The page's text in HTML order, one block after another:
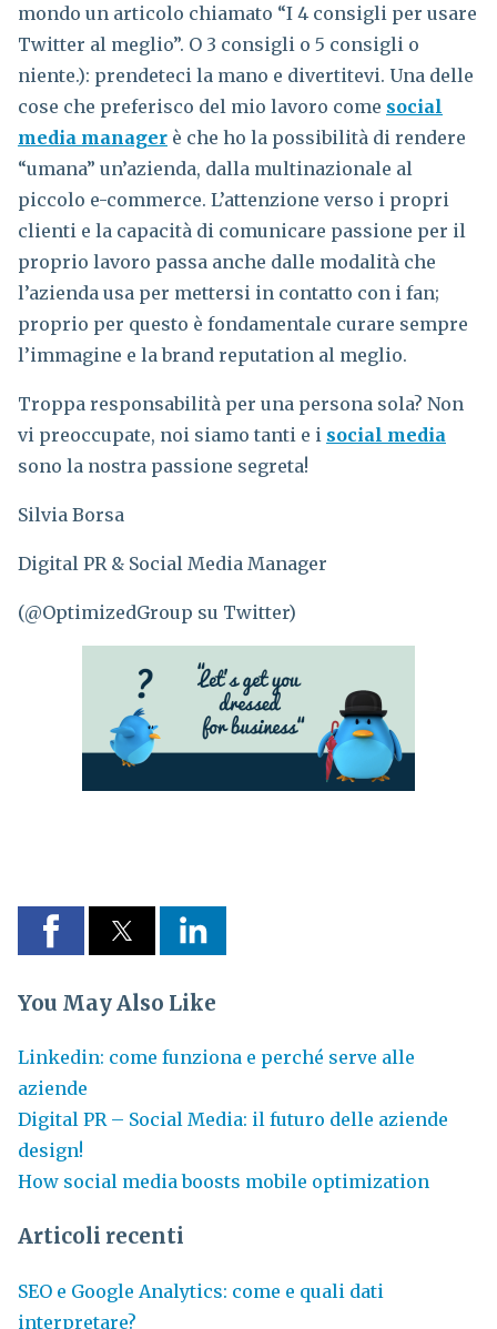
mondo un articolo chiamato “I 4 consigli per usare
Twitter al meglio”. O 3 consigli o 5 consigli o
niente.): prendeteci la mano e divertitevi. Una delle
cose che preferisco del mio lavoro come social
media manager è che ho la possibilità di rendere
“umana” un’azienda, dalla multinazionale al
piccolo e-commerce. L’attenzione verso i propri
clienti e la capacità di comunicare passione per il
proprio lavoro passa anche dalle modalità che
l’azienda usa per mettersi in contatto con i fan;
proprio per questo è fondamentale curare sempre
l’immagine e la brand reputation al meglio.
Troppa responsabilità per una persona sola? Non
vi preoccupate, noi siamo tanti e i social media
sono la nostra passione segreta!
Silvia Borsa
Digital PR & Social Media Manager
(@OptimizedGroup su Twitter)
You May Also Like
Linkedin: come funziona e perché serve alle
aziende
Digital PR – Social Media: il futuro delle aziende
design!
How social media boosts mobile optimization
Articoli recenti
SEO e Google Analytics: come e quali dati
interpretare?